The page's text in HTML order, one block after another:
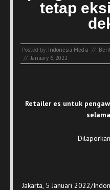
tetap
Posted by: Indonesia Media //
// January 6, 2022
Retailer es untuk
Jakarta, 5 Januari 2022/